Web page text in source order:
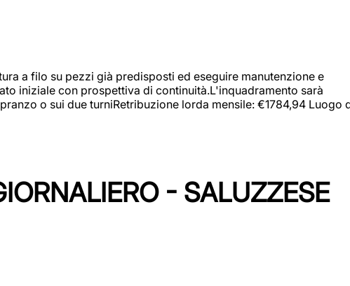
a filo su pezzi già predisposti ed eseguire manutenzione e
iniziale con prospettiva di continuità.L'inquadramento sarà
o sui due turniRetribuzione lorda mensile: €1784,94 Luogo
- SALUZZESE